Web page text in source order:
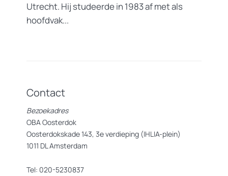
Utrecht. Hij studeerde in 1983 af met als
hoofdvak...
Contact
Bezoekadres
OBA Oosterdok
Oosterdokskade 143, 3e verdieping (IHLIA-plein)
1011 DL Amsterdam
Tel: 020-5230837